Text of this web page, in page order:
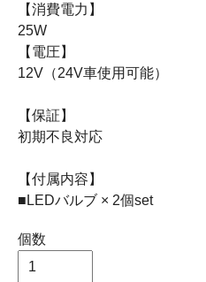
【消費電力】
25W
【電圧】
12V（24V車使用可能）
【保証】
初期不良対応
【付属内容】
■LEDバルブ × 2個set
個数